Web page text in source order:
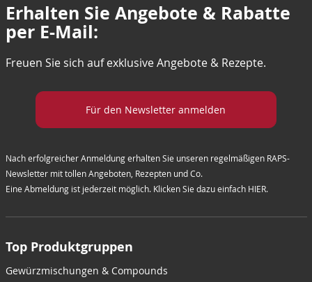
Erhalten Sie Angebote & Rabatte
per E-Mail:
Freuen Sie sich auf exklusive Angebote & Rezepte.
Für den Newsletter anmelden
Nach erfolgreicher Anmeldung erhalten Sie unseren regelmäßigen RAPS-
Newsletter mit tollen Angeboten, Rezepten und Co.
Eine Abmeldung ist jederzeit möglich. Klicken Sie dazu einfach HIER.
Top Produktgruppen
Gewürzmischungen & Compounds